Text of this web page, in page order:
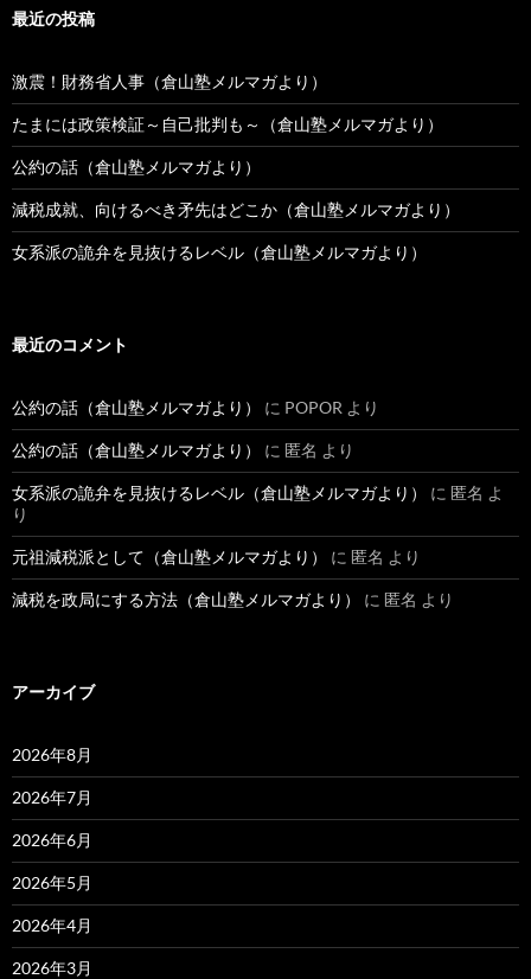
最近の投稿
激震！財務省人事（倉山塾メルマガより）
たまには政策検証～自己批判も～（倉山塾メルマガより）
公約の話（倉山塾メルマガより）
減税成就、向けるべき矛先はどこか（倉山塾メルマガより）
女系派の詭弁を見抜けるレベル（倉山塾メルマガより）
最近のコメント
公約の話（倉山塾メルマガより） に POPOR より
公約の話（倉山塾メルマガより） に 匿名 より
女系派の詭弁を見抜けるレベル（倉山塾メルマガより） に 匿名 よ
り
元祖減税派として（倉山塾メルマガより） に 匿名 より
減税を政局にする方法（倉山塾メルマガより） に 匿名 より
アーカイブ
2026年8月
2026年7月
2026年6月
2026年5月
2026年4月
2026年3月